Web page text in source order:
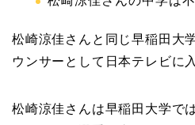
松崎涼佳さんと同じ早稲田大
ウンサーとして日本テレビに
松崎涼佳さんは早稲田大学で